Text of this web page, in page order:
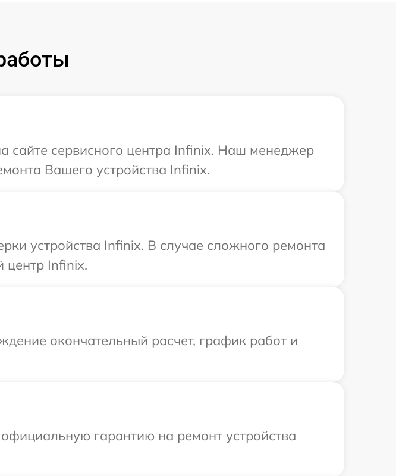
сайте сервисного центра Infinix. Наш менеджер
Вашего устройства Infinix.
устройства Infinix. В случае сложного ремонта
центр Infinix.
окончательный расчет, график работ и
гарантию на ремонт устройства